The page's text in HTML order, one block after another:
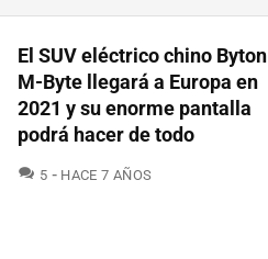
El SUV eléctrico chino Byton
M-Byte llegará a Europa en
2021 y su enorme pantalla
podrá hacer de todo
5 COMENTARIOS
HACE 7 AÑOS